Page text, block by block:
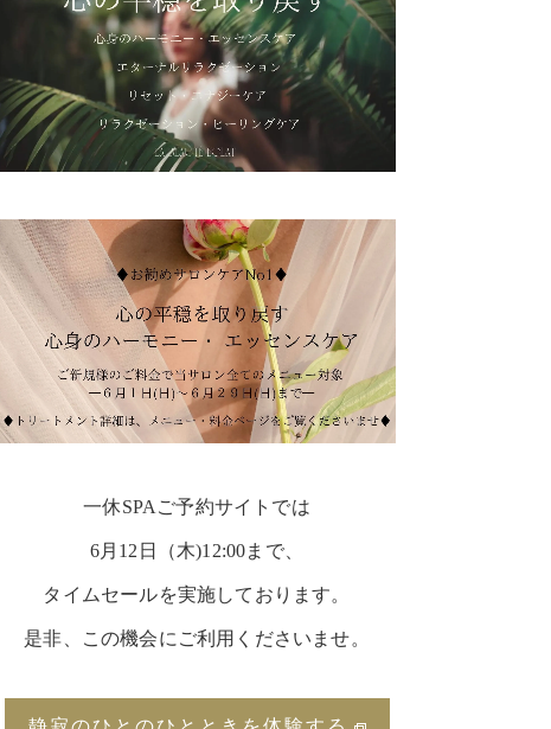
一休SPAご予約サイトでは
6月12日（木)12:00まで、
タイムセールを実施しております。
是非、この機会にご利用くださいませ。